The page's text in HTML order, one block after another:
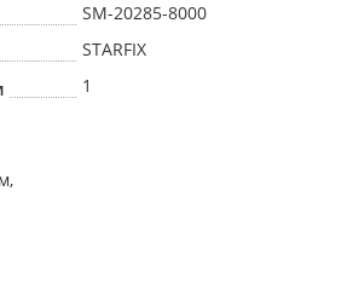
SM-20285-8000
STARFIX
1